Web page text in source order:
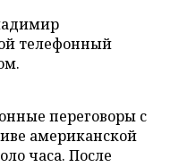
телефонный
переговоры с
американской
часа. После